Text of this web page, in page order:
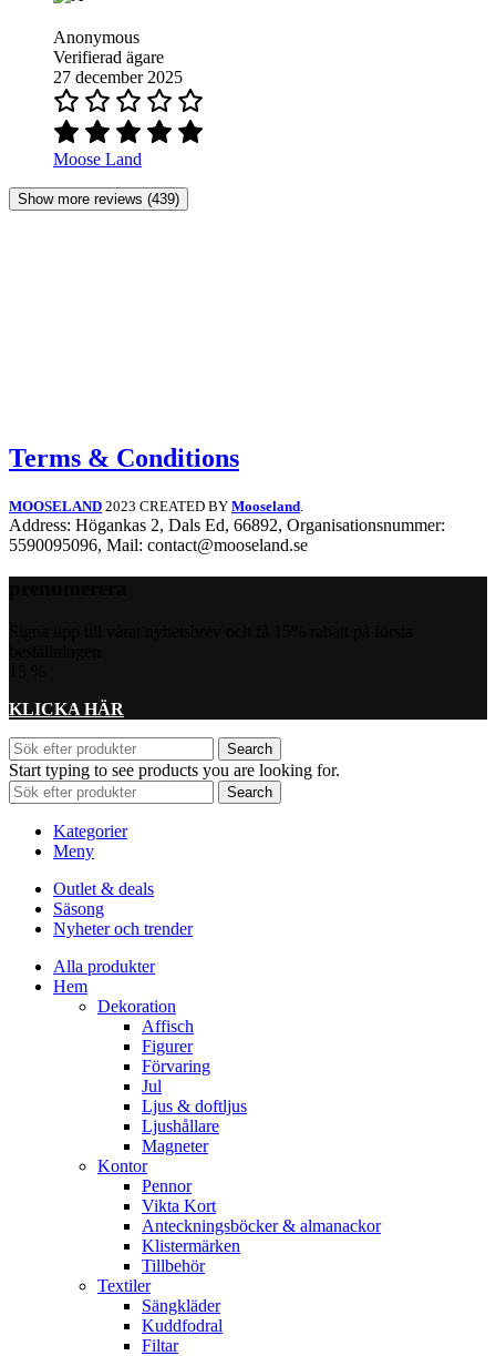
Anonymous
Verifierad ägare
27 december 2025
Moose Land
Show more reviews (439)
Terms & Conditions
MOOSELAND 2023 CREATED BY Mooseland.
Address: Högankas 2, Dals Ed, 66892, Organisationsnummer:
5590095096, Mail: contact@mooseland.se
KLICKA HÄR
Search
Start typing to see products you are looking for.
Search
Kategorier
Meny
Outlet & deals
Säsong
Nyheter och trender
Alla produkter
Hem
Dekoration
Affisch
Figurer
Förvaring
Jul
Ljus & doftljus
Ljushållare
Magneter
Kontor
Pennor
Vikta Kort
Anteckningsböcker & almanackor
Klistermärken
Tillbehör
Textiler
Sängkläder
Kuddfodral
Filtar